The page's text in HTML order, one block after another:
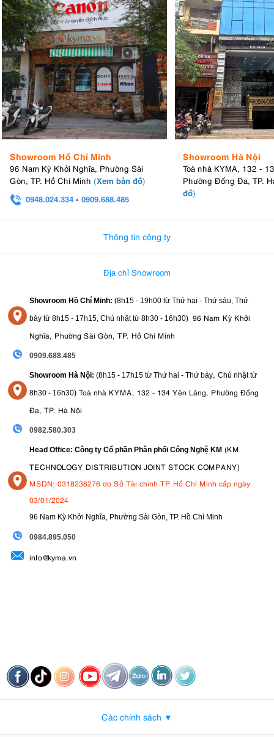
Showroom Hồ Chí Minh
96 Nam Kỳ Khởi Nghĩa, Phường Sài
Gòn, TP. Hồ Chí Minh (Xem bản đồ)
0948.024.334 - 0909.688.485
Showroom Hà Nội
Toà nhà KYMA, 132 -
Phường Đống Đa, TP.
đồ)
Thông tin công ty
Địa chỉ Showroom
Showroom Hồ Chí Minh: (8h15 - 19h00 từ Thứ hai - Thứ sáu, Thứ
bảy từ 8h15 - 17h15, Chủ nhật từ 8h30 - 16h30) 96 Nam Kỳ Khởi
Nghĩa, Phường Sài Gòn, TP. Hồ Chí Minh
0909.688.485
Showroom Hà Nội: (8h15 - 17h15 từ Thứ hai - Thứ bảy, Chủ nhật từ
8h30 - 16h30) Toà nhà KYMA, 132 - 134 Yên Lãng, Phường Đống
Đa, TP. Hà Nội
0982.580.303
Head Office: Công ty Cổ phần Phân phối Công Nghệ KM (KM
TECHNOLOGY DISTRIBUTION JOINT STOCK COMPANY)
MSDN: 0318238276 do Sở Tài chính TP Hồ Chí Minh cấp ngày
03/01/2024
96 Nam Kỳ Khởi Nghĩa, Phường Sài Gòn, TP. Hồ Chí Minh
0984.895.050
info@kyma.vn
Các chính sách ▼